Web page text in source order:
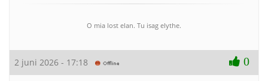
O mia lost elan. Tu isag elythe.
2 juni 2026 - 17:18 0